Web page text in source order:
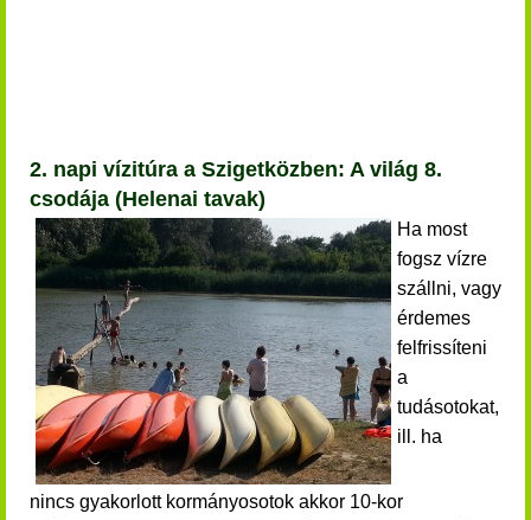
2. napi vízitúra a Szigetközben: A világ 8.
csodája (Helenai tavak)
Ha most
fogsz vízre
szállni, vagy
érdemes
felfrissíteni
a
tudásotokat,
ill. ha
nincs gyakorlott kormányosotok akkor 10-kor